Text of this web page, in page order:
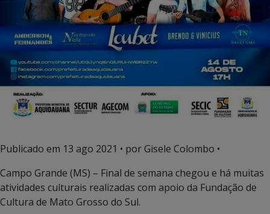
Publicado em 13 ago 2021 • por Gisele Colombo •
Campo Grande (MS) – Final de semana chegou e há muitas
atividades culturais realizadas com apoio da Fundação de
Cultura de Mato Grosso do Sul.